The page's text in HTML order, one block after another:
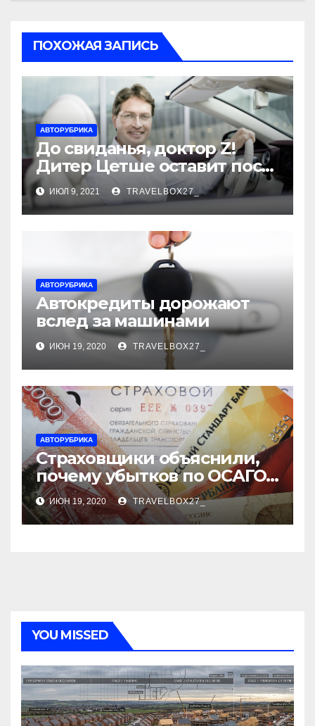
ПОХОЖАЯ ЗАПИСЬ
АВТОРУБРИКА
До свиданья, доктор Z!
Дитер Цетше оставит пост
главы концерна Daimler
ИЮЛ 9, 2021 TRAVELBOX27_
АВТОРУБРИКА
Автокредиты дорожают
вслед за машинами
ИЮН 19, 2020 TRAVELBOX27_
АВТОРУБРИКА
Страховщики объяснили,
почему убытков по ОСАГО
стало меньше
ИЮН 19, 2020 TRAVELBOX27_
YOU MISSED